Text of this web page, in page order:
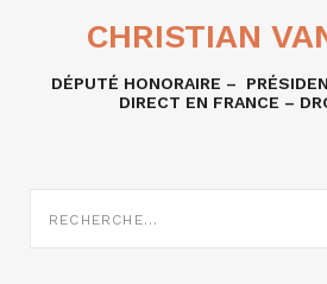
CHRISTIAN
DÉPUTÉ HONORAIRE –
DIRECT EN FRANCE –
SUR